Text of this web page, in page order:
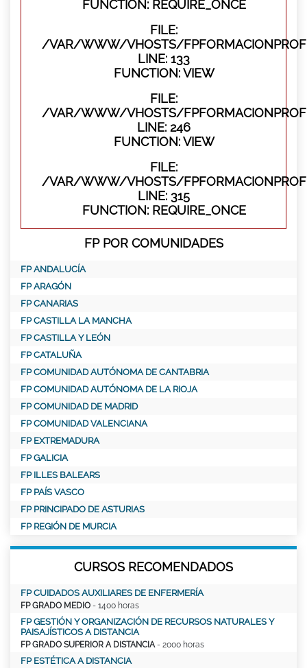
FUNCTION: REQUIRE_ONCE
FILE:
/VAR/WWW/VHOSTS/
LINE: 133
FUNCTION: VIEW
FILE:
/VAR/WWW/VHOSTS/
LINE: 246
FUNCTION: VIEW
FILE:
/VAR/WWW/VHOSTS/
LINE: 315
FUNCTION: REQUIRE_ONCE
FP POR COMUNIDADES
FP ANDALUCÍA
FP ARAGÓN
FP CANARIAS
FP CASTILLA LA MANCHA
FP CASTILLA Y LEÓN
FP CATALUÑA
FP COMUNIDAD AUTÓNOMA DE CANTABRIA
FP COMUNIDAD AUTÓNOMA DE LA RIOJA
FP COMUNIDAD DE MADRID
FP COMUNIDAD VALENCIANA
FP EXTREMADURA
FP GALICIA
FP ILLES BALEARS
FP PAÍS VASCO
FP PRINCIPADO DE ASTURIAS
FP REGIÓN DE MURCIA
CURSOS RECOMENDADOS
FP CUIDADOS AUXILIARES DE ENFERMERÍA
FP GRADO MEDIO - 1400 horas
FP GESTIÓN Y ORGANIZACIÓN DE RECURSOS NATURALES Y
PAISAJÍSTICOS A DISTANCIA
FP GRADO SUPERIOR A DISTANCIA- 2000 horas
FP ESTÉTICA A DISTANCIA